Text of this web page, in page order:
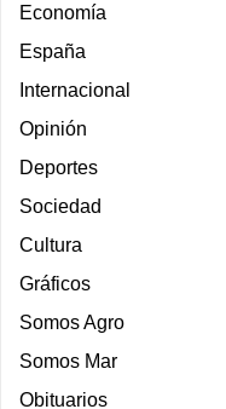
Economía
España
Internacional
Opinión
Deportes
Sociedad
Cultura
Gráficos
Somos Agro
Somos Mar
Obituarios